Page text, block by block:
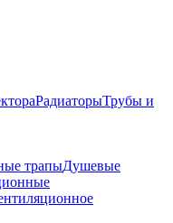
РадиаторыТрубы и
трапыДушевые